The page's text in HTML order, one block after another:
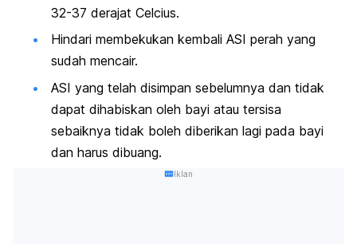
32-37 derajat Celcius.
Hindari membekukan kembali ASI perah yang
sudah mencair.
ASI yang telah disimpan sebelumnya dan tidak
dapat dihabiskan oleh bayi atau tersisa
sebaiknya tidak boleh diberikan lagi pada bayi
dan harus dibuang.
Iklan